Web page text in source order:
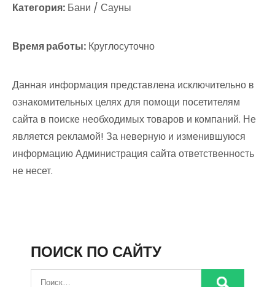
Категория: Бани / Сауны
Время работы: Круглосуточно
Данная информация представлена исключительно в
ознакомительных целях для помощи посетителям
сайта в поиске необходимых товаров и компаний. Не
является рекламой! За неверную и изменившуюся
информацию Администрация сайта ответственность
не несет.
ПОИСК ПО САЙТУ